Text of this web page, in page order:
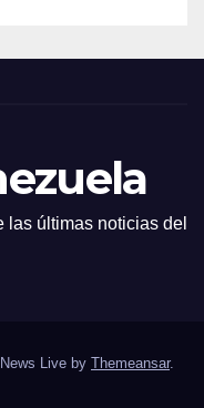
las últimas noticias del
Live by Themeansar.